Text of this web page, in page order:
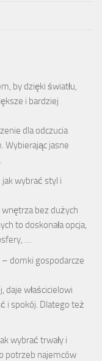
by dzięki światłu,
i bardziej
dla odczucia
Wybierając jasne
wybrać styl i
bez dużych
to doskonała opcja,
…
domki gospodarcze
daje właścicielowi
i spokój. Dlatego też
wybrać trwały i
potrzeb najemców